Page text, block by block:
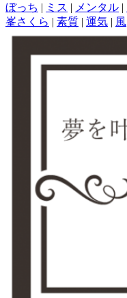
ぼっち | ミス | メンタル |
峯さくら | 素質 | 運気 | 風